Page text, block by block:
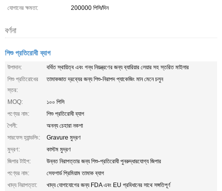
যোগানের ক্ষমতা:
200000 পিসি/দিন
বর্ণনা
শিশু প্রতিরোধী ব্যাগ
উপাদান:
বর্ধিত স্থায়িত্ব এবং গন্ধ নিয়ন্ত্রণের জন্য ব্যারিয়ার লেয়ার সহ স্তরিত মাইলার
শিশু প্রতিরোধের
স্তর:
তামাকজাত দ্রব্যের জন্য শিশু-নিরাপদ প্যাকেজিং মান মেনে চলুন
MOQ:
১০০ পিসি
পণ্যের নাম:
শিশু প্রতিরোধী ব্যাগ
শৈলী:
অনন্য চেহারা নকশা
সারফেস হ্যান্ডলিং:
Gravure মুদ্রণ
মুদ্রণ:
কাস্টম মুদ্রণ
জিপার টাইপ:
উন্নত নিরাপত্তার জন্য শিশু-প্রতিরোধী পুনরুদ্ধারযোগ্য জিপার
পণ্যের নাম:
সেফগার্ড প্রিমিয়াম তামাক ব্যাগ
খাদ্য নিরাপত্তা:
খাদ্য যোগাযোগের জন্য FDA এবং EU প্রবিধানের সাথে সঙ্গতিপূর্ণ